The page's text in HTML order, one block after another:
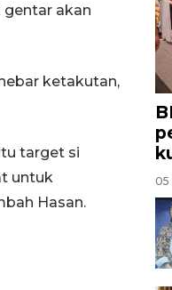
gentar akan
ketakutan,
target si
untuk
Hasan.
05